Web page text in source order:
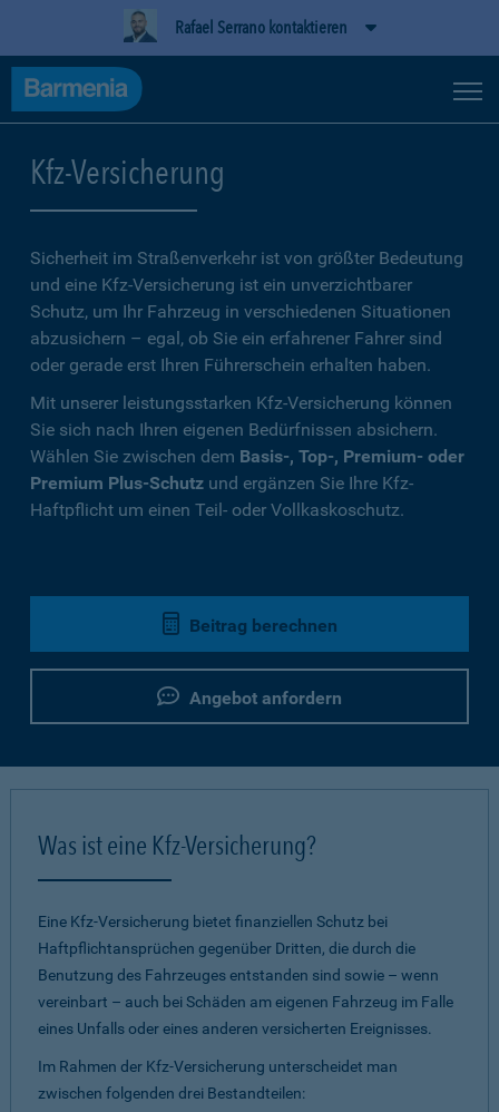
Rafael Serrano kontaktieren
Kfz-Versicherung
Sicherheit im Straßenverkehr ist von größter Bedeutung
und eine Kfz-Versicherung ist ein unverzichtbarer
Schutz, um Ihr Fahrzeug in verschiedenen Situationen
abzusichern – egal, ob Sie ein erfahrener Fahrer sind
oder gerade erst Ihren Führerschein erhalten haben.
Mit unserer leistungsstarken Kfz-Versicherung können
Sie sich nach Ihren eigenen Bedürfnissen absichern.
Wählen Sie zwischen dem Basis-, Top-, Premium- oder
Premium Plus-Schutz und ergänzen Sie Ihre Kfz-
Haftpflicht um einen Teil- oder Vollkaskoschutz.
Beitrag berechnen
Angebot anfordern
Was ist eine Kfz-Versicherung?
Eine Kfz-Versicherung bietet finanziellen Schutz bei
Haftpflichtansprüchen gegenüber Dritten, die durch die
Benutzung des Fahrzeuges entstanden sind sowie – wenn
vereinbart – auch bei Schäden am eigenen Fahrzeug im Falle
eines Unfalls oder eines anderen versicherten Ereignisses.
Im Rahmen der Kfz-Versicherung unterscheidet man
zwischen folgenden drei Bestandteilen: